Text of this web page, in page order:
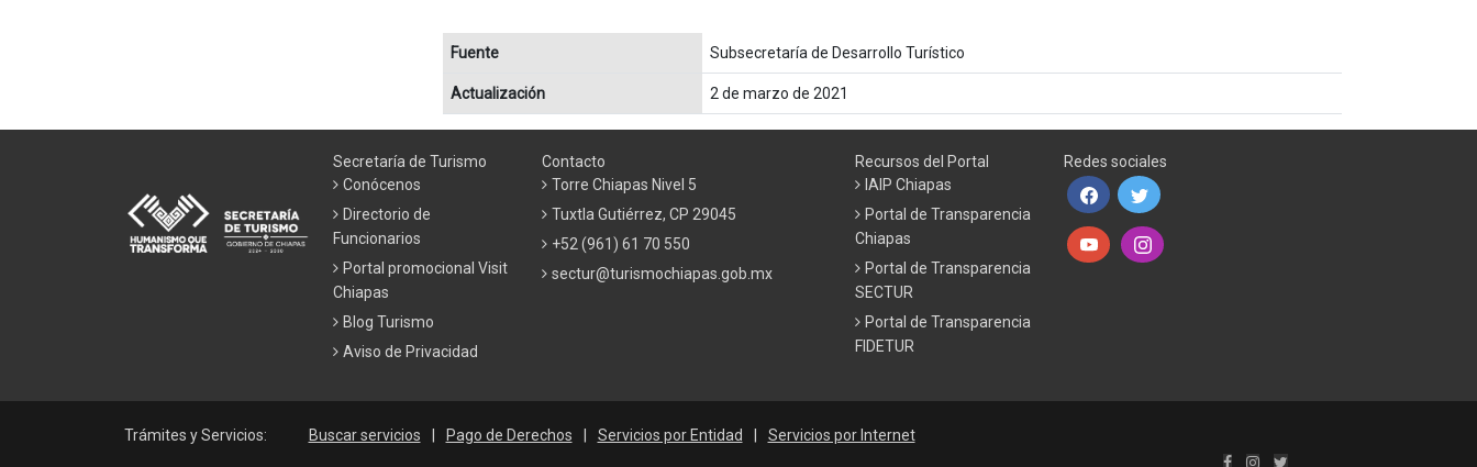
Fuente Subsecretaría de Desarrollo Turístico
Actualización 2 de marzo de 2021
Secretaría de Turismo
Conócenos
Directorio de
Funcionarios
Portal promocional Visit
Chiapas
Blog Turismo
Aviso de Privacidad
Contacto
Torre Chiapas Nivel 5
Tuxtla Gutiérrez, CP 29045
+52 (961) 61 70 550
sectur@turismochiapas.gob.mx
Recursos del Portal
IAIP Chiapas
Portal de Transparencia
Chiapas
Portal de Transparencia
SECTUR
Portal de Transparencia
FIDETUR
Redes sociales
Trámites y Servicios: Buscar servicios Pago de Derechos Servicios por Entidad Servicios por Internet